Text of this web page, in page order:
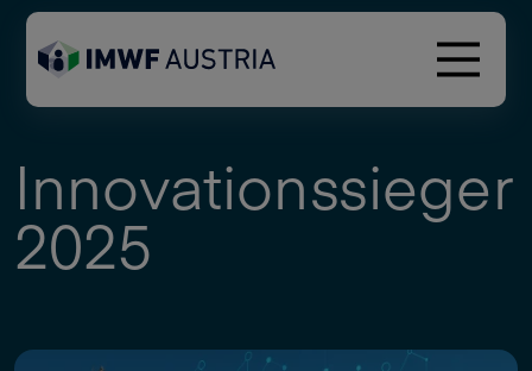
Innovationssieger
2025